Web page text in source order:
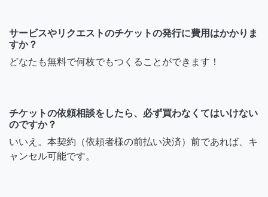
サービスやリクエストのチケットの発行に費用はかかりま
すか？
どなたも無料で何枚でもつくることができます！
チケットの依頼相談をしたら、必ず買わなくてはいけない
のですか？
いいえ。本契約（依頼者様の前払い決済）前であれば、キ
ャンセル可能です。